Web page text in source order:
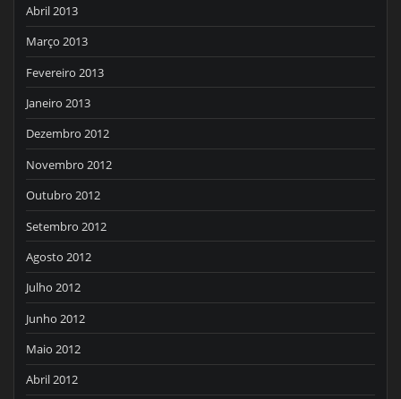
Abril 2013
Março 2013
Fevereiro 2013
Janeiro 2013
Dezembro 2012
Novembro 2012
Outubro 2012
Setembro 2012
Agosto 2012
Julho 2012
Junho 2012
Maio 2012
Abril 2012